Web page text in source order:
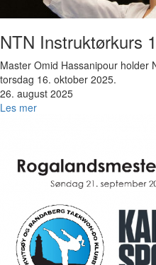
NTN Instruktørkurs 1
Master Omid Hassanipour holder
torsdag 16. oktober 2025.
26. august 2025
Les mer